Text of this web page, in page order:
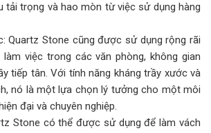
tải trọng và hao mòn từ việc sử dụng hàng
Quartz Stone cũng được sử dụng rộng rãi
việc trong các văn phòng, không gian
tiếp tân. Với tính năng kháng trầy xước và
nó là một lựa chọn lý tưởng cho một môi
đại và chuyên nghiệp.
Stone có thể được sử dụng để làm vách